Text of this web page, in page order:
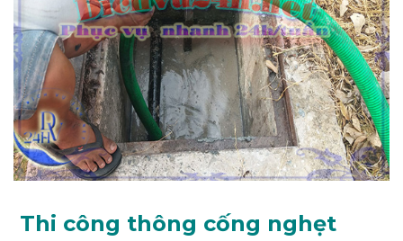
Thi công thông cống nghẹt